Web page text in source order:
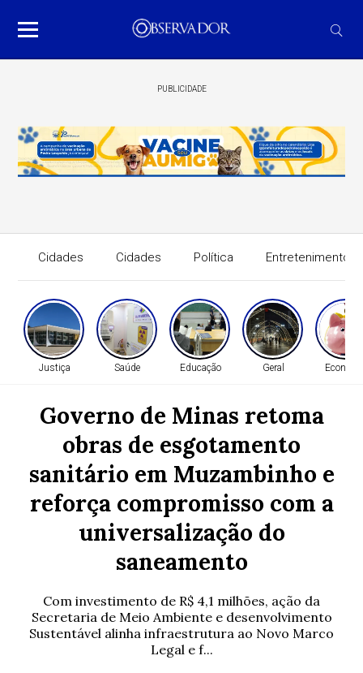
PUBLICIDADE
Cidades Cidades Política Entretenimento
Justiça Saúde Educação Geral
Governo de Minas retoma
obras de esgotamento
sanitário em Muzambinho e
reforça compromisso com a
universalização do
saneamento
Com investimento de R$ 4,1 milhões, ação da
Secretaria de Meio Ambiente e desenvolvimento
Sustentável alinha infraestrutura ao Novo Marco
Legal e f...